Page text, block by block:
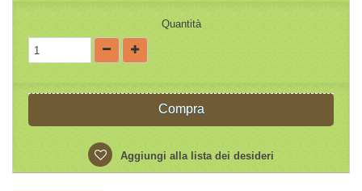
Quantità
Compra
Aggiungi alla lista dei desideri